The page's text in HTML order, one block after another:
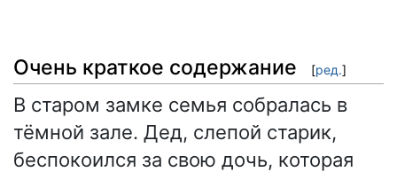
Очень краткое содержание [ред.]
В старом замке семья собралась в
тёмной зале. Дед, слепой старик,
беспокоился за свою дочь, которая